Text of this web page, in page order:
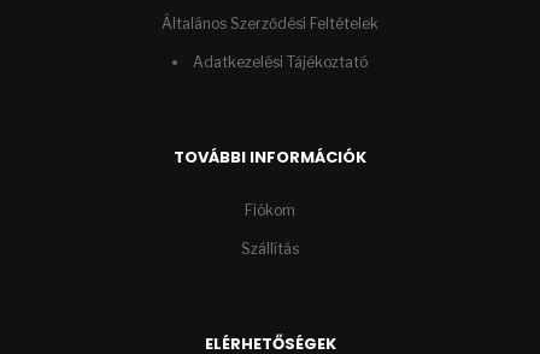
Általános Szerződési Feltételek
Adatkezelési Tájékoztató
TOVÁBBI INFORMÁCIÓK
Fiókom
Szállítás
ELÉRHETŐSÉGEK